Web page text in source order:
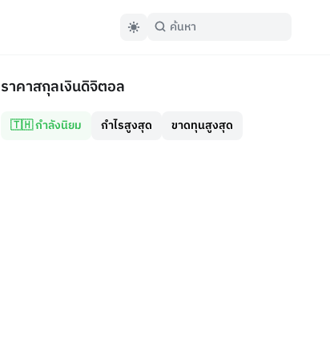
ราคาสกุลเงินดิจิตอล
🇹🇭 กำลังนิยม กำไรสูงสุด ขาดทุนสูงสุด